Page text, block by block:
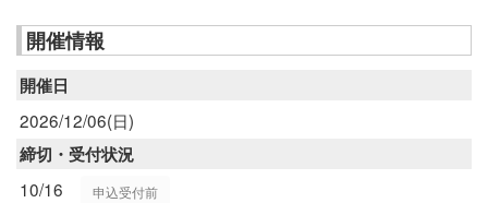
開催情報
開催日
2026/12/06(日)
締切・受付状況
10/16
申込受付前